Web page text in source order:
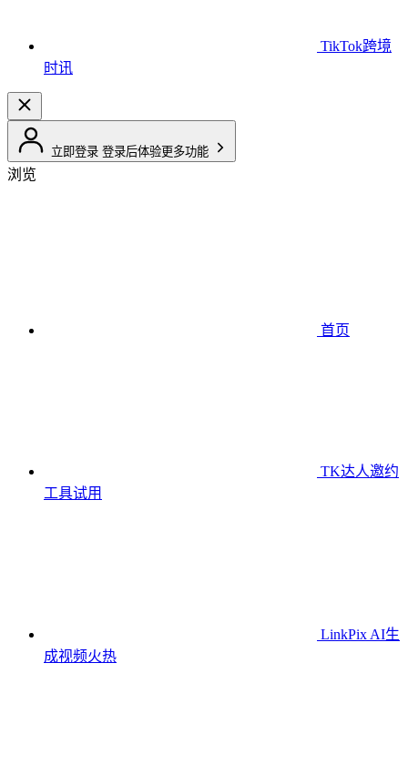
TikTok跨境
时讯
立即登录 登录后体验更多功能
浏览
首页
TK达人邀约
工具试用
LinkPix AI生
成视频火热